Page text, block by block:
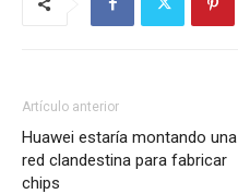
Artículo anterior
Huawei estaría montando una
red clandestina para fabricar
chips